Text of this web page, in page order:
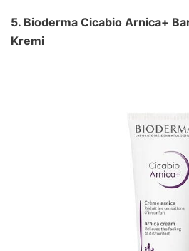
5. Bioderma Cicabio Arnica+
Kremi